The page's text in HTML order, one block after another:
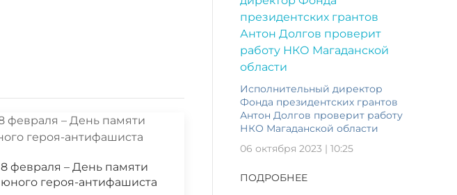
8 февраля – День памяти
юного героя-антифашиста
Исполнительный директор
Фонда президентских грантов
Антон Долгов проверит работу
НКО Магаданской области
06 октября 2023 | 10:25
ПОДРОБНЕЕ